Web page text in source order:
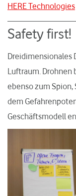
HERE Technologies
Safety first!
Dreidimensionales
Luftraum. Drohnen
ebenso zum
dem
Geschäftsmodell